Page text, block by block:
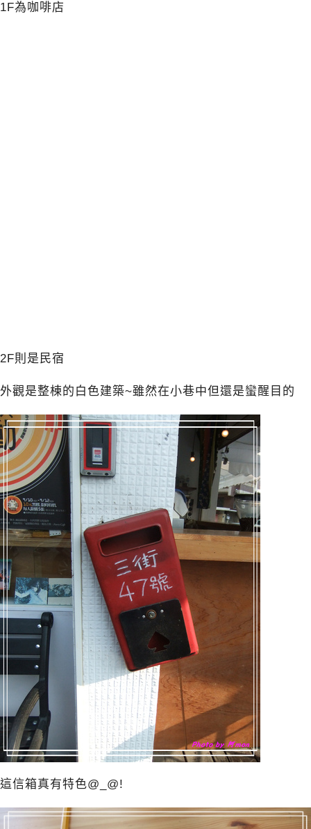
1F為咖啡店
2F則是民宿
外觀是整棟的白色建築~雖然在小巷中但還是蠻醒目的
這信箱真有特色@_@!